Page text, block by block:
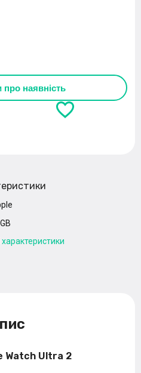
наявність
характеристики
Watch Ultra 2